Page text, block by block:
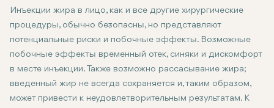
Инъекции жира в лицо, как и все другие хирургические
процедуры, обычно безопасны, но представляют
потенциальные риски и побочные эффекты. Возможные
побочные эффекты временный отек, синяки и дискомфорт
в месте инъекции. Также возможно рассасывание жира;
введенный жир не всегда сохраняется и, таким образом,
может привести к неудовлетворительным результатам. К